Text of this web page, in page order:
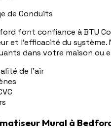
de Conduits
font confiance à BTU
et l'efficacité du système.
dans votre maison ou
de l'air
Mural à